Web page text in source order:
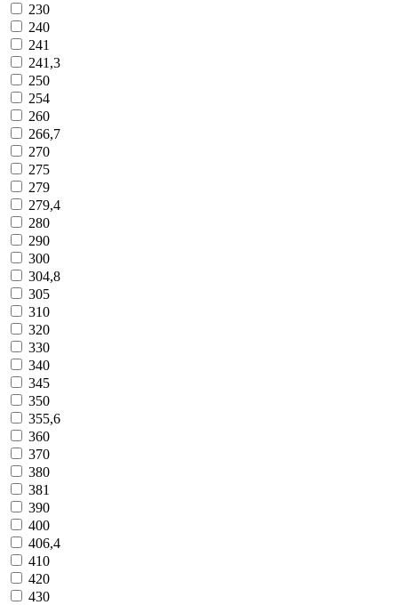
230
240
241
241,3
250
254
260
266,7
270
275
279
279,4
280
290
300
304,8
305
310
320
330
340
345
350
355,6
360
370
380
381
390
400
406,4
410
420
430